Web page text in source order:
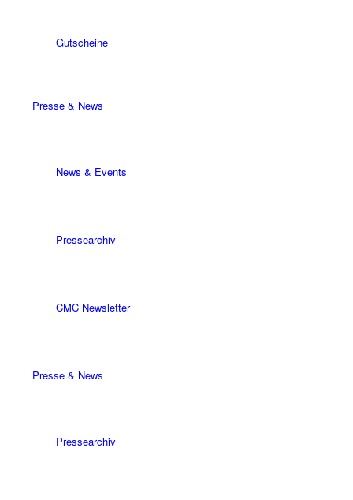
Gutscheine
Presse & News
News & Events
Pressearchiv
CMC Newsletter
Presse & News
Pressearchiv